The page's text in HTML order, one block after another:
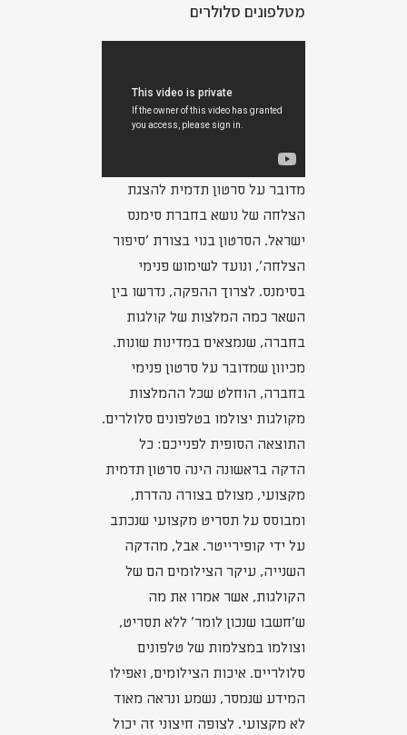
מטלפונים סלולרים
מדובר על סרטון תדמית להצגת
הצלחה של נושא בחברת סימנס
ישראל. הסרטון בנוי בצורת 'סיפור
הצלחה', ונועד לשימוש פנימי
בסימנס. לצרוך ההפקה, נדרשו בין
השאר כמה המלצות של קולגות
בחברה, שנמצאים במדינות שונות.
מכיוון שמדובר על סרטון פנימי
בחברה, הוחלט שכל ההמלצות
מקולגות יצולמו בטלפונים סלולרים.
התוצאה הסופית לפנייכם: כל
הדקה בראשונה הינה סרטון תדמית
מקצועי, מצולם בצורה נהדרת,
ומבוסס על תסריט מקצועי שנכתב
על ידי קופירייטר. אבל, מהדקה
השנייה, עיקר הצילומים הם של
הקולגות, אשר אמרו את מה
ש'חשבו שנכון לומר' ללא תסריט,
וצולמו במצלמות של טלפונים
סלולריים. איכות הצילומים, ואפילו
המידע שנמסר, נשמע ונראה מאוד
לא מקצועי. לצופה חיצוני זה יכול